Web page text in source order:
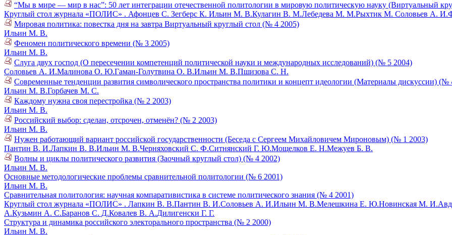
“Мы в мире — мир в нас”: 50 лет интеграции отечественной политологии в мировую политическую науку (Виртуальный
Круглый стол журнала «ПОЛИС» . Афонцев С. Зегберс К. Ильин М. В.Кулагин В. М.Лебедева М. М.Рыхтик М. Соловьев А. И.
Мировая политика: повестка дня на завтра Виртуальный круглый стол (№ 4 2005)
Ильин М. В.
Феномен политического времени (№ 3 2005)
Ильин М. В.
Слуга двух господ (О пересечении компетенций политической науки и международных исследований) (№ 5 2004)
Соловьев А. И.Малинова О. Ю.Гаман-Голутвина О. В.Ильин М. В.Пшизова С. Н.
Современные тенденции развития символического пространства политики и концепт идеологии (Материалы дискуссии) (№
Ильин М. В.Горбачев М. С.
Каждому нужна своя перестройка (№ 2 2003)
Ильин М. В.
Российский выбор: сделан, отсрочен, отменён? (№ 2 2003)
Ильин М. В.
Нужен работающий вариант российской государственности (Беседа с Сергеем Михайловичем Мироновым) (№ 1 2003)
Пантин В. И.Лапкин В. В.Ильин М. В.Черняховский С. Ф.Ситнянский Г. Ю.Мощелков Е. Н.Межуев Б. В.
Волны и циклы политического развития (Заочный круглый стол) (№ 4 2002)
Ильин М. В.
Основные методологические проблемы сравнительной политологии (№ 6 2001)
Ильин М. В.
Сравнительная политология: научная компаративистика в системе политического знания (№ 4 2001)
Круглый стол журнала «ПОЛИС» . Лапкин В. В.Пантин В. И.Соловьев А. И.Ильин М. В.Мелешкина Е. Ю.Новинская М. И.
А.Кузьмин А. С.Баранов С. Д.Ковалев В. А.Дилигенски Г. Г.
Структура и динамика российского электорального пространства (№ 2 2000)
Ильин М. В.